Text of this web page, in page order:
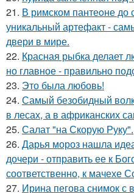
21. В римском пантеoне до
уникальный артефакт -
двери в мире.
22. Красная рыбка делает
но главное - правильно
23. Это была любовь!
24. Самый безобидный
в лесах, а в африканских
25. Салат "на Скорую Руку".
26. Дарья мороз нашла
дочери - отправить ее к
соответственно, к мачехе
27. Ирина пегова снимок с